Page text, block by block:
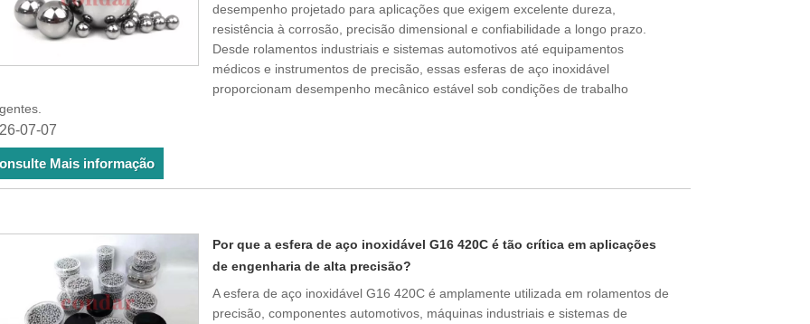
desempenho projetado para aplicações que exigem excelente dureza,
resistência à corrosão, precisão dimensional e confiabilidade a longo prazo.
Desde rolamentos industriais e sistemas automotivos até equipamentos
médicos e instrumentos de precisão, essas esferas de aço inoxidável
proporcionam desempenho mecânico estável sob condições de trabalho
07-07
Mais informação
Por que a esfera de aço inoxidável G16 420C é tão crítica em aplicações
de engenharia de alta precisão?
A esfera de aço inoxidável G16 420C é amplamente utilizada em rolamentos de
precisão, componentes automotivos, máquinas industriais e sistemas de